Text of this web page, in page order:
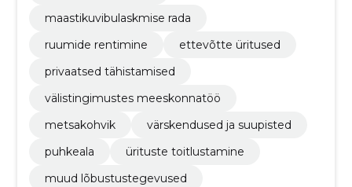
maastikuvibulaskmise rada
ruumide rentimine
ettevõtte üritused
privaatsed tähistamised
välistingimustes meeskonnatöö
metsakohvik
värskendused ja suupisted
puhkeala
ürituste toitlustamine
muud lõbustustegevused